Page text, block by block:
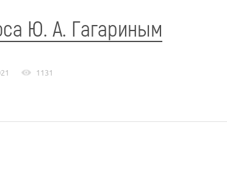
Ю. А. Гагариным
1131